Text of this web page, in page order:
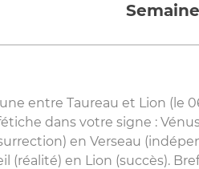
entre Taureau et Lion (le
dans votre signe :
en Verseau
(réalité) en Lion (succès).